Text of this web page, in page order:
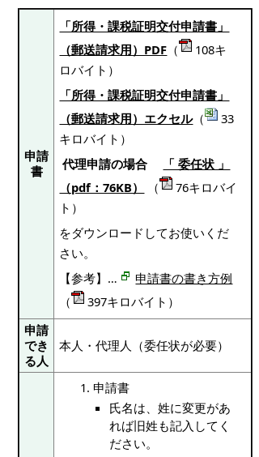
申請
書
「所得・課税証明交付申請書」
（郵送請求用）PDF （
108キ
ロバイト）
「所得・課税証明交付申請書」
（郵送請求用）エクセル（
33
キロバイト）
代理申請の場合
「 委任状 」
（pdf：76KB）
（
76キロバイ
ト）
をダウンロードしてお使いくだ
さい。
【参考】…
申請書の書き方例
（
397キロバイト）
申請
でき
る人
本人・代理人（委任状が必要）
申請書
氏名は、姓に変更があ
れば旧姓も記入してく
ださい。